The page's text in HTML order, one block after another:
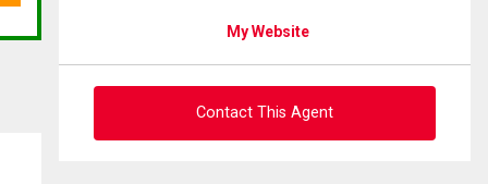
My Website
Contact This Agent